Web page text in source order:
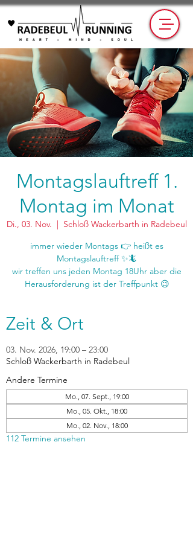
Montagslauftreff 1.
Montag im Monat
Di., 03. Nov.
  |
Schloß Wackerbarth in Radebeul
immer wieder Montags 👉 heißt es
Montagslauftreff ✨🦎
wir treffen uns jeden Montag 18Uhr aber die
Zeit & Ort
03. Nov. 2026, 19:00 – 23:00
Schloß Wackerbarth in Radebeul
Andere Termine
Mo., 07. Sept., 19:00
Mo., 05. Okt., 18:00
Mo., 02. Nov., 18:00
112 Termine ansehen